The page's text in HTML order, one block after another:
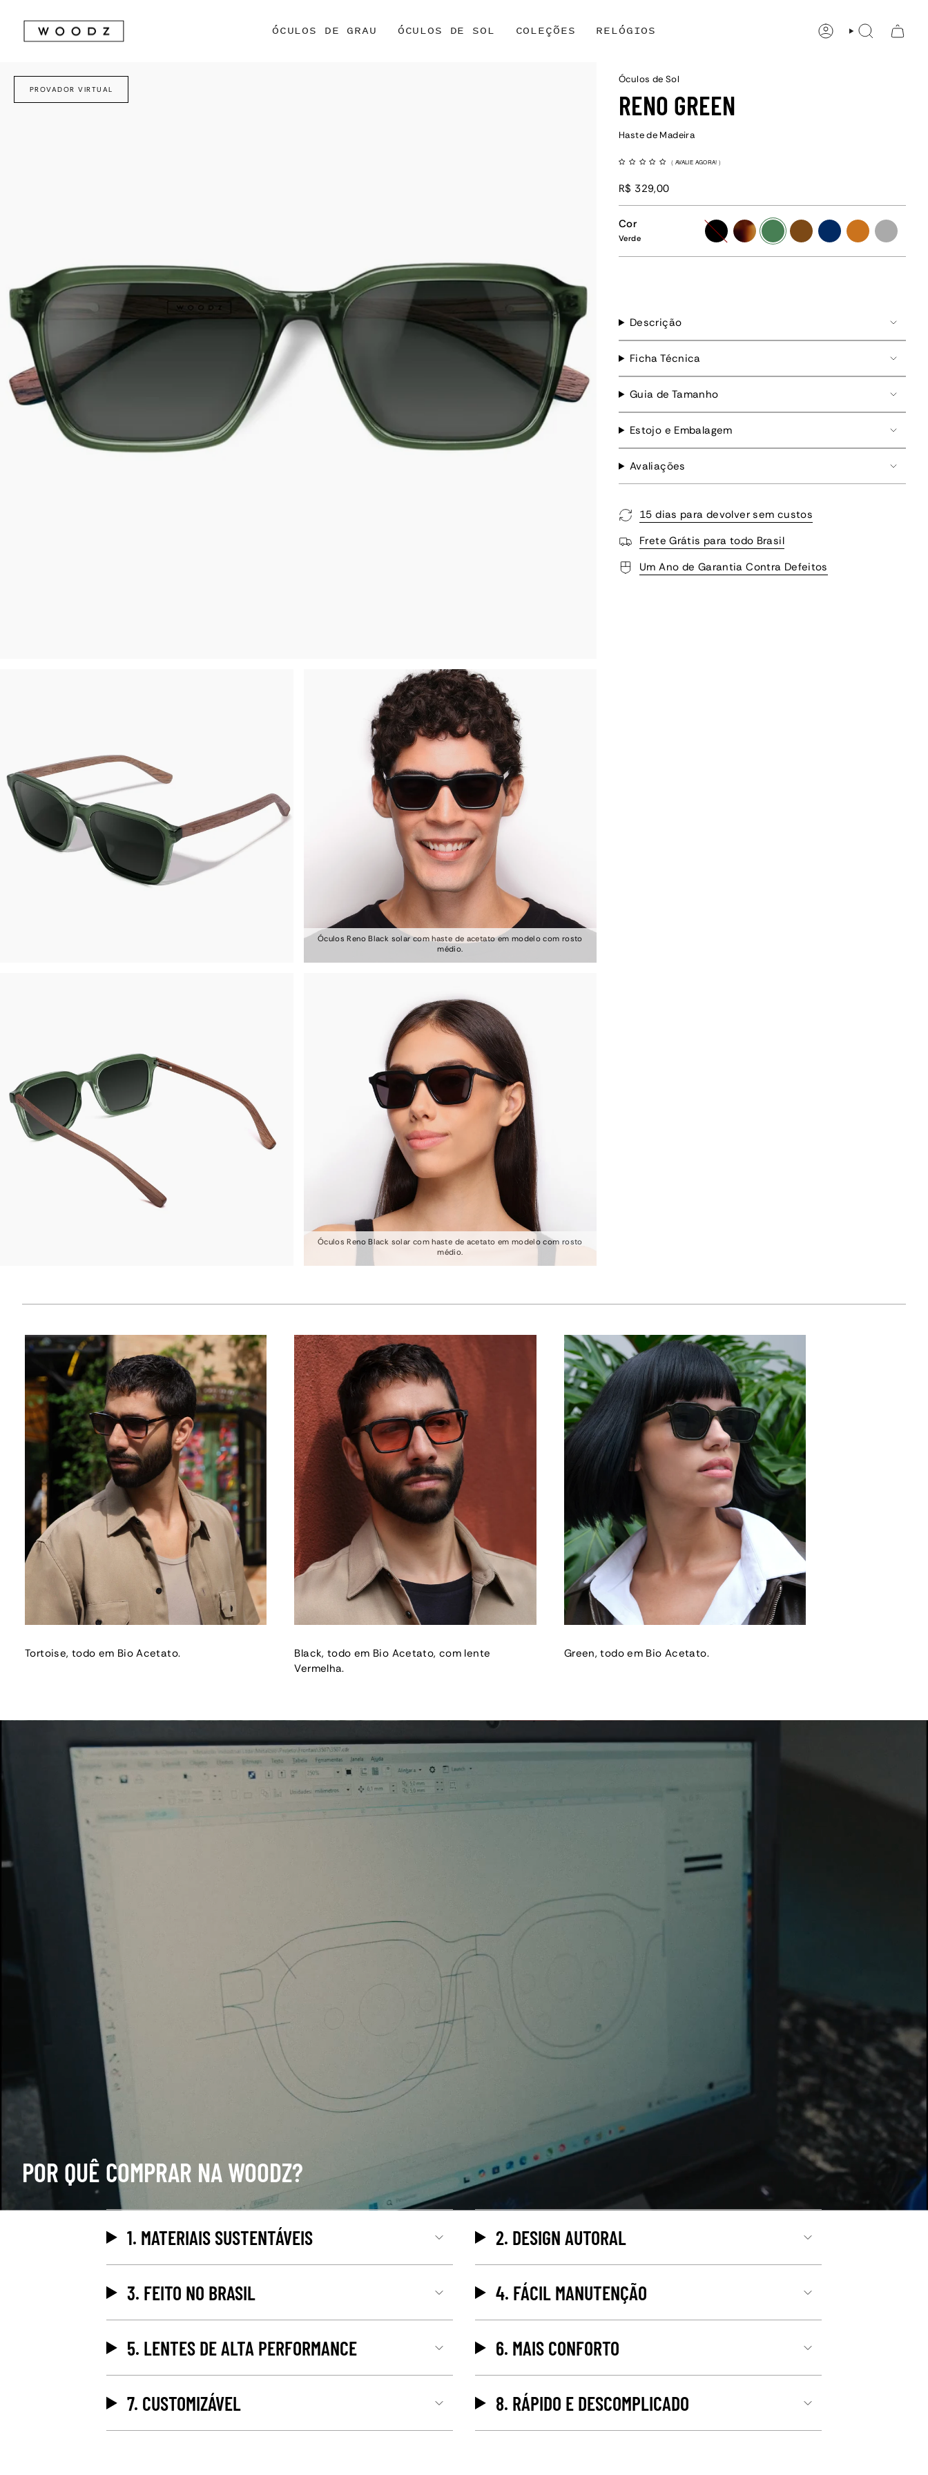
conteúdo
ÓCULOS DE GRAU ÓCULOS DE SOL COLEÇÕES RELÓGIOS CONTA PESQUISAR
PROVADOR VIRTUAL
Óculos Reno Black solar com haste de acetato em modelo com rosto
médio.
Óculos Reno Black solar com haste de acetato em modelo com rosto
médio.
Óculos de Sol
RENO GREEN
Haste de Madeira
( AVALIE AGORA!)
R$ 329,00
Cor
Verde
preto tartaruga
verde marromazul caramelo
grafite
Descrição
Ficha Técnica
Guia de Tamanho
Estojo e Embalagem
Avaliações
15 dias para devolver sem custos
Frete Grátis para todo Brasil
Um Ano de Garantia Contra Defeitos
Tortoise, todo em Bio Acetato.
Black, todo em Bio Acetato, com lente
Vermelha.
Green, todo em Bio Acetato.
POR QUÊ COMPRAR NA WOODZ?
1. MATERIAIS SUSTENTÁVEIS 2. DESIGN AUTORAL
3. FEITO NO BRASIL 4. FÁCIL MANUTENÇÃO
5. LENTES DE ALTA PERFORMANCE 6. MAIS CONFORTO
7. CUSTOMIZÁVEL 8. RÁPIDO E DESCOMPLICADO